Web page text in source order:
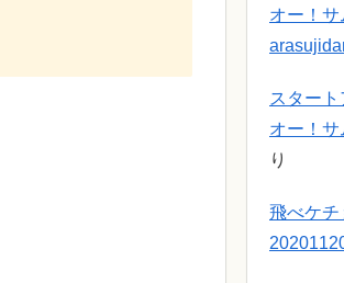
オー！
スター
オー！
り
飛べケチ